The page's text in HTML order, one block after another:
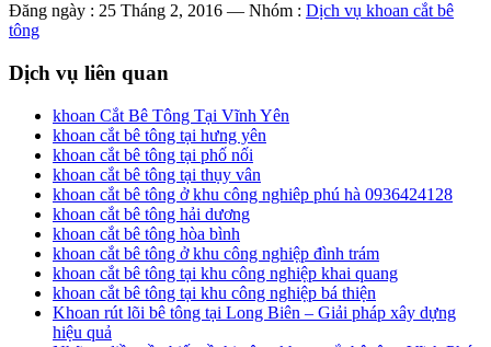
Đăng ngày : 25 Tháng 2, 2016 — Nhóm : Dịch vụ khoan cắt bê
tông
Dịch vụ liên quan
khoan Cắt Bê Tông Tại Vĩnh Yên
khoan cắt bê tông tại hưng yên
khoan cắt bê tông tại phố nối
khoan cắt bê tông tại thụy vân
khoan cắt bê tông ở khu công nghiêp phú hà 0936424128
khoan cắt bê tông hải dương
khoan cắt bê tông hòa bình
khoan cắt bê tông ở khu công nghiệp đình trám
khoan cắt bê tông tại khu công nghiệp khai quang
khoan cắt bê tông tại khu công nghiệp bá thiện
Khoan rút lõi bê tông tại Long Biên – Giải pháp xây dựng
hiệu quả